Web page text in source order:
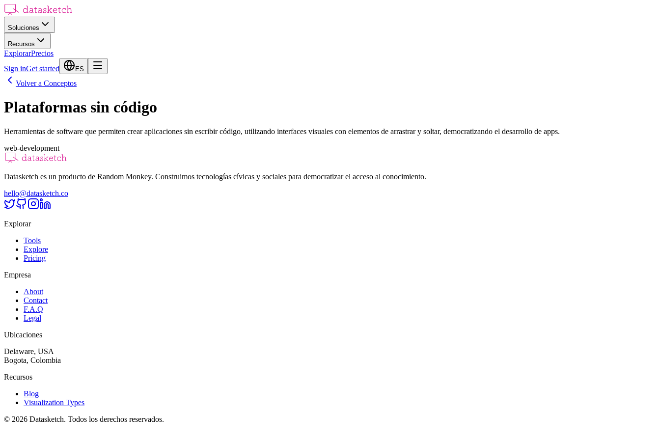
Soluciones
Recursos
ExplorarPrecios
Sign inGet started ES
Volver a Conceptos
Plataformas sin código
Herramientas de software que permiten crear aplicaciones sin escribir código, utilizando interfaces visuales con elementos de arrastrar y soltar, democratizando el desarrollo de apps.
web-development
Datasketch es un producto de Random Monkey. Construimos tecnologías cívicas y sociales para democratizar el acceso al conocimiento.
hello@datasketch.co
Explorar
Tools
Explore
Pricing
Empresa
About
Contact
F.A.Q
Legal
Ubicaciones
Delaware, USA
Bogota, Colombia
Recursos
Blog
Visualization Types
© 2026 Datasketch. Todos los derechos reservados.